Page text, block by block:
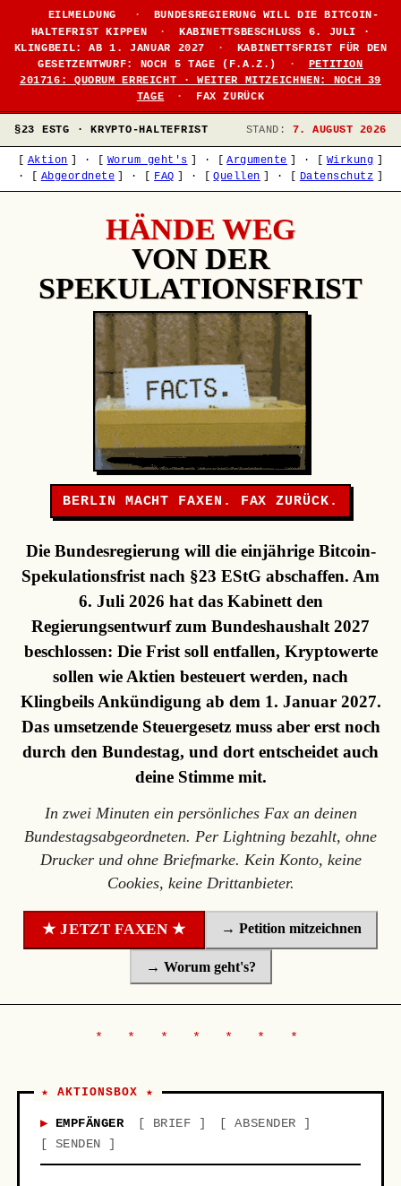
EILMELDUNG ·
BUNDESREGIERUNG WILL DIE BITCOIN-
HALTEFRIST KIPPEN
·
KABINETTSBESCHLUSS 6. JULI ·
KLINGBEIL: AB 1. JANUAR 2027
·
KABINETTSFRIST FÜR DEN
GESETZENTWURF: NOCH 5 TAGE (F.A.Z.)
·
PETITION
201716: QUORUM ERREICHT · WEITER MITZEICHNEN: NOCH 39
TAGE
· FAX ZURÜCK
§23 ESTG · KRYPTO-HALTEFRIST STAND: 7. AUGUST 2026
Aktion · Worum geht's · Argumente · Wirkung
·
Abgeordnete · FAQ · Quellen · Datenschutz
HÄNDE WEG
VON DER
SPEKULATIONSFRIST
BERLIN MACHT FAXEN. FAX ZURÜCK.
Die Bundesregierung will die einjährige Bitcoin-
Spekulationsfrist nach §23 EStG abschaffen. Am
6. Juli 2026 hat das Kabinett den
Regierungsentwurf zum Bundeshaushalt 2027
beschlossen: Die Frist soll entfallen, Kryptowerte
sollen wie Aktien besteuert werden, nach
Klingbeils Ankündigung ab dem 1. Januar 2027.
Das umsetzende Steuergesetz muss aber erst noch
durch den Bundestag, und dort entscheidet auch
deine Stimme mit.
In zwei Minuten ein persönliches Fax an deinen
Bundestagsabgeordneten. Per Lightning bezahlt, ohne
Drucker und ohne Briefmarke. Kein Konto, keine
Cookies, keine Drittanbieter.
★ JETZT FAXEN ★ → Petition mitzeichnen
→ Worum geht's?
★ AKTIONSBOX ★
EMPFÄNGER BRIEF
ABSENDER
SENDEN